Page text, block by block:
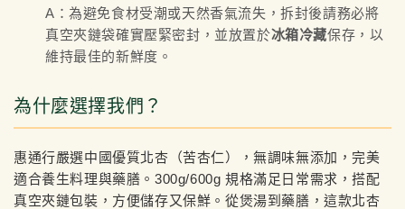
A：為避免食材受潮或天然香氣流失，拆封後請務必將
真空夾鏈袋確實壓緊密封，並放置於冰箱冷藏保存，以
維持最佳的新鮮度。
為什麼選擇我們？
惠通行嚴選中國優質北杏（苦杏仁），無調味無添加，完美
適合養生料理與藥膳。300g/600g 規格滿足日常需求，搭配
真空夾鏈包裝，方便儲存又保鮮。從煲湯到藥膳，這款北杏